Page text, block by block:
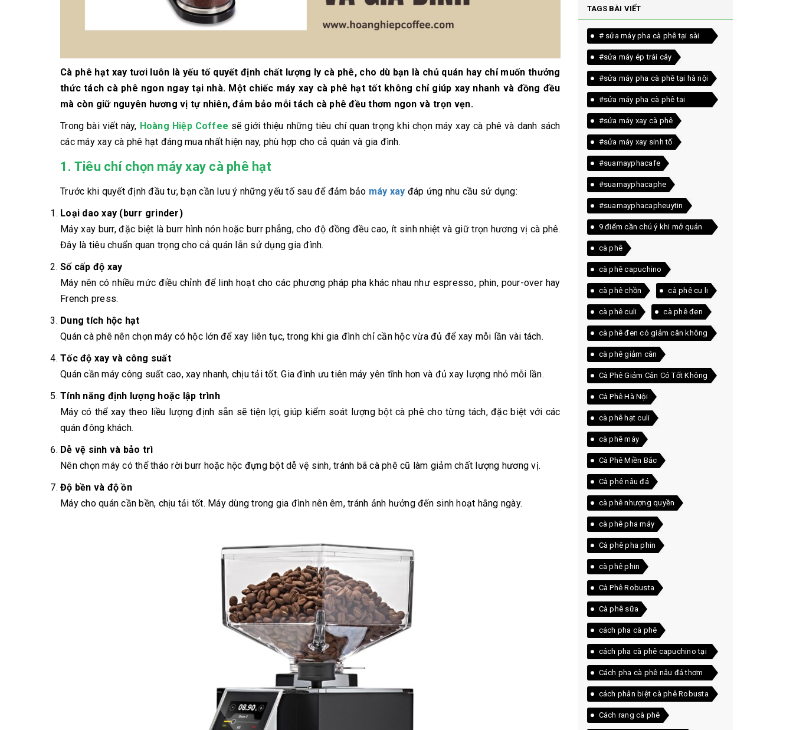
Cà phê hạt xay tươi luôn là yếu tố quyết định chất lượng ly cà phê, cho dù bạn là chủ quán hay chỉ muốn thưởng
thức tách cà phê ngon ngay tại nhà. Một chiếc máy xay cà phê hạt tốt không chỉ giúp xay nhanh và đồng đều
mà còn giữ nguyên hương vị tự nhiên, đảm bảo mỗi tách cà phê đều thơm ngon và trọn vẹn.
Trong bài viết này, Hoàng Hiệp Coffee sẽ giới thiệu những tiêu chí quan trọng khi chọn máy xay cà phê và danh sách
các máy xay cà phê hạt đáng mua nhất hiện nay, phù hợp cho cả quán và gia đình.
1. Tiêu chí chọn máy xay cà phê hạt
Trước khi quyết định đầu tư, bạn cần lưu ý những yếu tố sau để đảm bảo máy xay đáp ứng nhu cầu sử dụng:
Loại dao xay (burr grinder)
Máy xay burr, đặc biệt là burr hình nón hoặc burr phẳng, cho độ đồng đều cao, ít sinh nhiệt và giữ trọn hương vị cà phê.
Đây là tiêu chuẩn quan trọng cho cả quán lẫn sử dụng gia đình.
Số cấp độ xay
Máy nên có nhiều mức điều chỉnh để linh hoạt cho các phương pháp pha khác nhau như espresso, phin, pour-over hay
French press.
Dung tích hộc hạt
Quán cà phê nên chọn máy có hộc lớn để xay liên tục, trong khi gia đình chỉ cần hộc vừa đủ để xay mỗi lần vài tách.
Tốc độ xay và công suất
Quán cần máy công suất cao, xay nhanh, chịu tải tốt. Gia đình ưu tiên máy yên tĩnh hơn và đủ xay lượng nhỏ mỗi lần.
Tính năng định lượng hoặc lập trình
Máy có thể xay theo liều lượng định sẵn sẽ tiện lợi, giúp kiểm soát lượng bột cà phê cho từng tách, đặc biệt với các
quán đông khách.
Dễ vệ sinh và bảo trì
Nên chọn máy có thể tháo rời burr hoặc hộc đựng bột dễ vệ sinh, tránh bã cà phê cũ làm giảm chất lượng hương vị.
Độ bền và độ ồn
Máy cho quán cần bền, chịu tải tốt. Máy dùng trong gia đình nên êm, tránh ảnh hưởng đến sinh hoạt hằng ngày.
TAGS BÀI VIẾT
# sửa máy pha cà phê tại sài
gòn
#sửa máy ép trái cây
#sửa máy pha cà phê tại hà nội
#sửa máy pha cà phê tai
quảng trị
#sửa máy xay cà phê
#sửa máy xay sinh tố
#suamayphacafe
#suamayphacaphe
#suamayphacapheuytin
9 điểm cần chú ý khi mở quán
cà phê
cà phê
cà phê capuchino
cà phê chồn cà phê cu li
cà phê culi cà phê đen
cà phê đen có giảm cân không
cà phê giảm cân
Cà Phê Giảm Cân Có Tốt Không
Cà Phê Hà Nội
cà phê hạt culi
cà phê máy
Cà Phê Miền Bắc
Cà phê nâu đá
cà phê nhượng quyền
cà phê pha máy
Cà phê pha phin
cà phê phin
Cà Phê Robusta
Cà phê sữa
cách pha cà phê
cách pha cà phê capuchino tại
nhà
Cách pha cà phê nâu đá thơm
ngon ngay tại nhà
cách phân biệt cà phê Robusta
và Arabica
Cách rang cà phê